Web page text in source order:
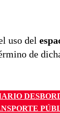
uso del
de